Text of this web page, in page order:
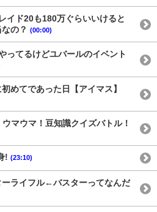
イド20も180万ぐらいいけると
の？ (00:00)
ってるけどユバールのイベント
めてであった日【アイマス】
マウマ！豆知識クイズバトル！
! (23:10)
ライフル←バスターってなんだ